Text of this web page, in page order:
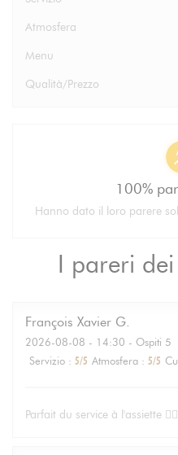
I pareri
François Xavier G
2026-08-08 - 14:30 - Ospiti 5
Servizio : 5/5 Atmosfera : 5/5
Parfait du service à l'assiette 👌🏻
Atmosfera
Menu
Qualità/Prezzo
100%
Hanno dato il loro parere